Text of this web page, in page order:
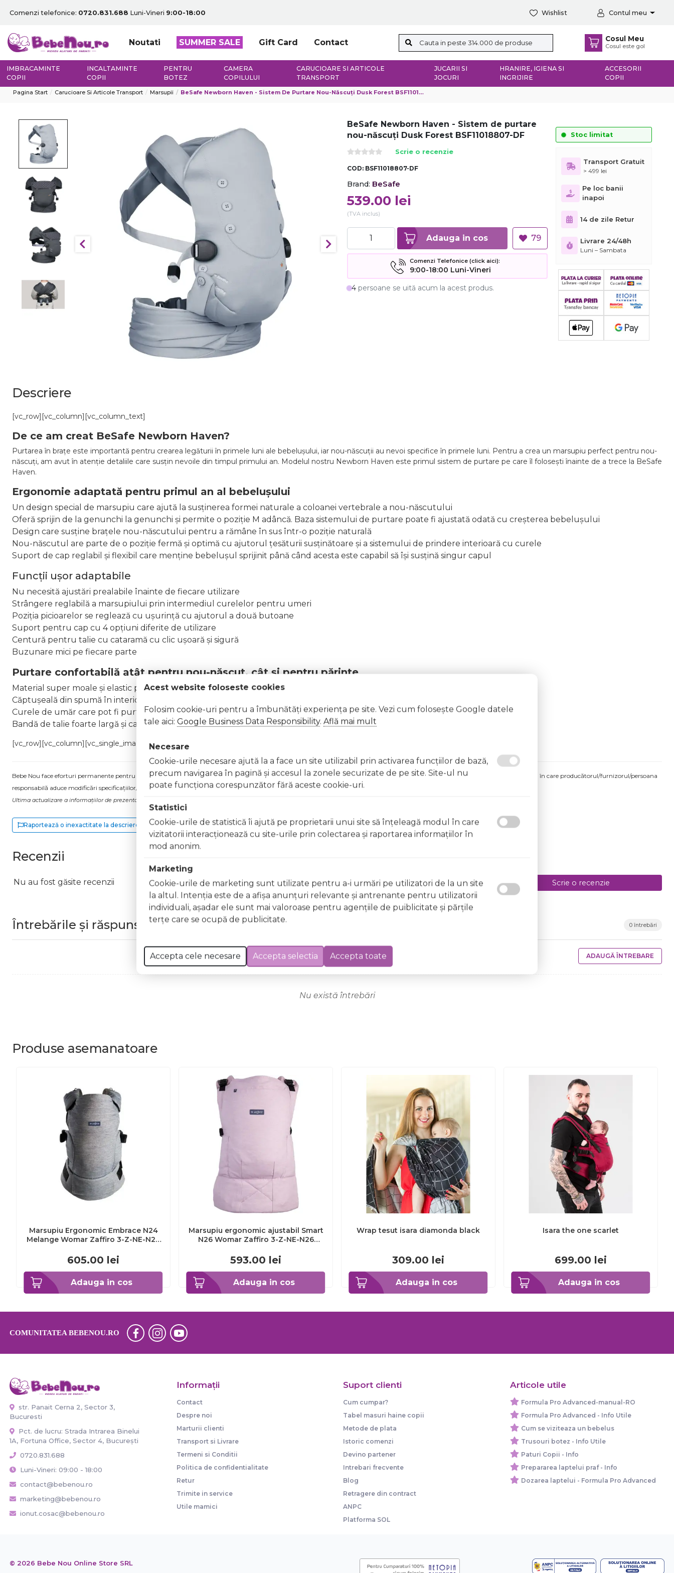
Comenzi telefonice: 0720.831.688 Luni-Vineri 9:00-18:00 Wishlist Contul meu
Noutati SUMMER SALE Gift Card Contact Cosul Meu
Cosul este gol
IMBRACAMINTE
COPII
INCALTAMINTE
COPII
PENTRU
BOTEZ
CAMERA
COPILULUI
CARUCIOARE SI ARTICOLE
TRANSPORT
JUCARII SI
JOCURI
HRANIRE, IGIENA SI
INGRIJIRE
ACCESORII
COPII
Pagina Start Carucioare Si Articole Transport Marsupii BeSafe Newborn Haven - Sistem De Purtare Nou-Născuți Dusk Forest BSF11018807-DF
BeSafe Newborn Haven - Sistem de purtare
nou-născuți Dusk Forest BSF11018807-DF
Scrie o recenzie
COD: BSF11018807-DF
Brand: BeSafe
539.00 lei
(TVA inclus)
Adauga in cos 79
Comenzi Telefonice (click aici):
9:00-18:00 Luni-Vineri
4 persoane se uită acum la acest produs.
Stoc limitat
Transport Gratuit
> 499 lei
Pe loc banii
inapoi
14 de zile Retur
Livrare 24/48h
Luni – Sambata
Descriere
[vc_row][vc_column][vc_column_text]
De ce am creat BeSafe Newborn Haven?
Purtarea în brațe este importantă pentru crearea legăturii în primele luni ale bebelușului, iar nou-născuții au nevoi specifice în primele luni. Pentru a crea un marsupiu perfect pentru nou-
născuți, am avut în atenție detaliile care susțin nevoile din timpul primului an. Modelul nostru Newborn Haven este primul sistem de purtare pe care îl folosești înainte de a trece la BeSafe
Haven.
Ergonomie adaptată pentru primul an al bebelușului
Un design special de marsupiu care ajută la susținerea formei naturale a coloanei vertebrale a nou-născutului
Oferă sprijin de la genunchi la genunchi și permite o poziție M adâncă. Baza sistemului de purtare poate fi ajustată odată cu creșterea bebelușului
Design care susține brațele nou-născutului pentru a rămâne în sus într-o poziție naturală
Nou-născutul are parte de o poziție fermă și optimă cu ajutorul țesăturii susținătoare și a sistemului de prindere interioară cu curele
Suport de cap reglabil și flexibil care menține bebelușul sprijinit până când acesta este capabil să își susțină singur capul
Funcții ușor adaptabile
Nu necesită ajustări prealabile înainte de fiecare utilizare
Strângere reglabilă a marsupiului prin intermediul curelelor pentru umeri
Poziția picioarelor se reglează cu ușurință cu ajutorul a două butoane
Suport pentru cap cu 4 opțiuni diferite de utilizare
Centură pentru talie cu cataramă cu clic ușoară și sigură
Buzunare mici pe fiecare parte
Purtare confortabilă atât pentru nou-născut, cât și pentru părinte
Material super moale și elastic pentru un confort și o potrivire optimă
Căptușeală din spumă în interiorul curelei de umăr pentru a asigura o senzație moale pe umăr
Curele de umăr care pot fi purtate drepte sau întinse, în funcție de cum preferați
Bandă de talie foarte largă și care oferă susținere
[vc_row][vc_column][vc_single_image image="41286" img_size="full"][/vc_column][/vc_row][vc_row][vc_column][vc_column_text]
Bebe Nou face eforturi permanente pentru a păstra informațiile actualizate. Excepții pentru care informațiile prezentate pot fi diferite față de cele ale produsului comandat pot fi acelea în care producătorul/furnizorul/persoana
responsabilă aduce modificări specificațiilor/etichetei acestuia, fără a ne informa în prealabil. În cazul apariției unor diferențe, prevalează informația de pe etichetele produsului fizic.
Ultima actualizare a informațiilor de prezentare pentru BeSafe Newborn Haven - Sistem de purtare nou-născuți Dusk Forest BSF11018807-DF a fost efectuată la data de 07.08.2026
Raportează o inexactitate la descriere
Recenzii
Nu au fost găsite recenzii Scrie o recenzie
Întrebările și răspunsurile clienților 0 întrebări
ADAUGĂ ÎNTREBARE
Nu există întrebări
Produse asemanatoare
Adauga in cos
Marsupiu Ergonomic Embrace N24
Melange Womar Zaffiro 3-Z-NE-N24
605.00 lei
Adauga in cos
Marsupiu ergonomic ajustabil Smart
N26 Womar Zaffiro 3-Z-NE-N26
593.00 lei
Adauga in cos
Wrap tesut isara diamonda black
309.00 lei
Adauga in cos
Isara the one scarlet
699.00 lei
COMUNITATEA BEBENOU.RO
str. Panait Cerna 2, Sector 3,
Bucuresti
Pct. de lucru: Strada Intrarea Binelui
1A, Fortuna Office, Sector 4, București
0720.831.688
Luni-Vineri: 09:00 - 18:00
contact@bebenou.ro
marketing@bebenou.ro
ionut.cosac@bebenou.ro
Informaţii
Contact
Despre noi
Marturii clienti
Transport si Livrare
Termeni si Conditii
Politica de confidentialitate
Retur
Trimite in service
Utile mamici
Suport clienti
Cum cumpar?
Tabel masuri haine copii
Metode de plata
Istoric comenzi
Devino partener
Intrebari frecvente
Blog
Retragere din contract
ANPC
Platforma SOL
Articole utile
Formula Pro Advanced-manual-RO
Formula Pro Advanced - Info Utile
Cum se viziteaza un bebelus
Trusouri botez - Info Utile
Paturi Copii - Info
Prepararea laptelui praf - Info
Dozarea laptelui - Formula Pro Advanced
© 2026 Bebe Nou Online Store SRL
Acest website foloseste cookies
Folosim cookie-uri pentru a îmbunătăți experiența pe site. Vezi cum folosește Google datele
tale aici: Google Business Data Responsibility. Află mai mult
Necesare
Cookie-urile necesare ajută la a face un site utilizabil prin activarea funcţiilor de bază,
precum navigarea în pagină şi accesul la zonele securizate de pe site. Site-ul nu
poate funcţiona corespunzător fără aceste cookie-uri.
Statistici
Cookie-urile de statistică îi ajută pe proprietarii unui site să înţeleagă modul în care
vizitatorii interacţionează cu site-urile prin colectarea şi raportarea informaţiilor în
mod anonim.
Marketing
Cookie-urile de marketing sunt utilizate pentru a-i urmări pe utilizatori de la un site
la altul. Intenţia este de a afişa anunţuri relevante şi antrenante pentru utilizatorii
individuali, aşadar ele sunt mai valoroase pentru agenţiile de puiblicitate şi părţile
terţe care se ocupă de publicitate.
Accepta cele necesare Accepta selectia Accepta toate